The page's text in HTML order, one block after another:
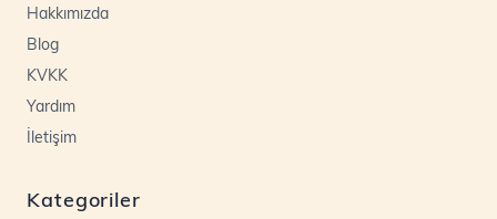
Hakkımızda
Blog
KVKK
Yardım
İletişim
Kategoriler